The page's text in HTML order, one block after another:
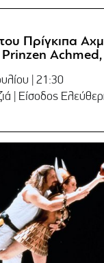
του Πρίγκιπα
| 21:30
| Είσοδος